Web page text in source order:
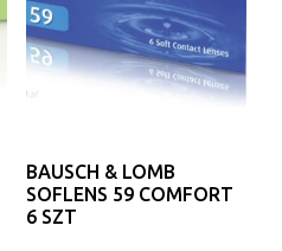
BAUSCH & LOMB
SOFLENS 59 COMFORT
6 SZT